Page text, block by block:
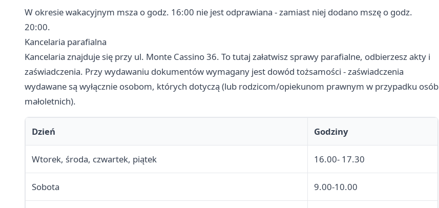
W okresie wakacyjnym msza o godz. 16:00 nie jest odprawiana - zamiast niej dodano mszę o godz.
20:00.
Kancelaria parafialna
Kancelaria znajduje się przy ul. Monte Cassino 36. To tutaj załatwisz sprawy parafialne, odbierzesz akty i
zaświadczenia. Przy wydawaniu dokumentów wymagany jest dowód tożsamości - zaświadczenia
wydawane są wyłącznie osobom, których dotyczą (lub rodzicom/opiekunom prawnym w przypadku osób
małoletnich).
Dzień Godziny
Wtorek, środa, czwartek, piątek 16.00- 17.30
Sobota 9.00-10.00